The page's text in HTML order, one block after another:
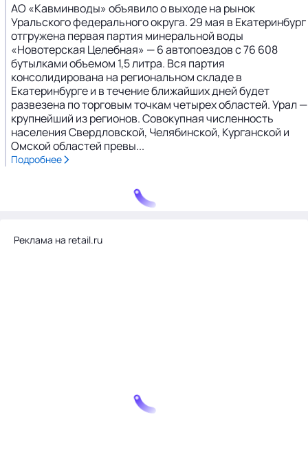
АО «Кавминводы» объявило о выходе на рынок
Уральского федерального округа. 29 мая в Екатеринбург
отгружена первая партия минеральной воды
«Новотерская Целебная» — 6 автопоездов с 76 608
бутылками объемом 1,5 литра. Вся партия
консолидирована на региональном складе в
Екатеринбурге и в течение ближайших дней будет
развезена по торговым точкам четырех областей. Урал —
крупнейший из регионов. Совокупная численность
населения Свердловской, Челябинской, Курганской и
Омской областей превы...
Подробнее
Реклама на retail.ru